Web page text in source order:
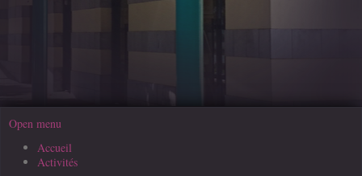
Open menu
Accueil
Activités